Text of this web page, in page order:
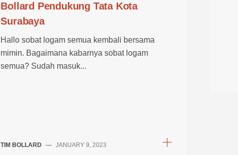
Bollard Pendukung Tata Kota
Surabaya
Hallo sobat logam semua kembali bersama
mimin. Bagaimana kabarnya sobat logam
semua? Sudah masuk...
TIM BOLLARD — JANUARY 9, 2023